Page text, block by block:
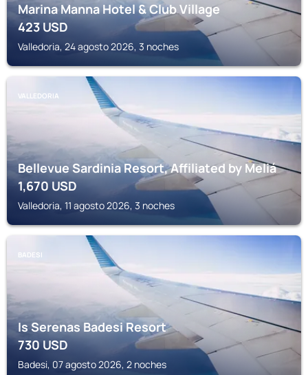
Marina Manna Hotel & Club Village
423USD
Valledoria, 24 agosto 2026, 3 noches
VALLEDORIA
Bellevue Sardinia Resort, Affiliated by Meliá
1,670USD
Valledoria, 11 agosto 2026, 3 noches
BADESI
Is Serenas Badesi Resort
730USD
Badesi, 07 agosto 2026, 2 noches